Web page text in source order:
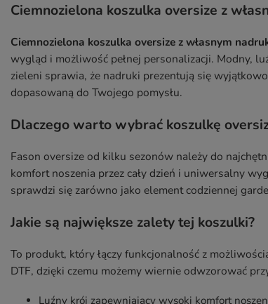
Ciemnozielona koszulka oversize z
Ciemnozielona koszulka oversize z własnym
wygląd i możliwość pełnej personalizacji. Modny,
zieleni sprawia, że nadruki prezentują się
dopasowaną do Twojego pomysłu.
Dlaczego warto wybrać koszulkę
Fason oversize od kilku sezonów należy do
komfort noszenia przez cały dzień i uniwersalny
sprawdzi się zarówno jako element codziennej
Jakie są największe zalety tej koszulki?
To produkt, który łączy funkcjonalność z
DTF, dzięki czemu możemy wiernie odwzorować
Luźny krój zapewniający wysoki komfort